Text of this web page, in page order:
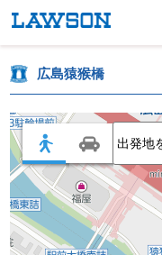
広島猿猴橋